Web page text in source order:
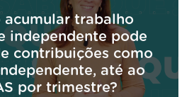
acumular trabalho
independente pode
contribuições como
até ao
por trimestre?